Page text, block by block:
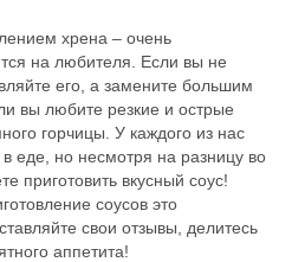
хрена – очень
на любителя. Если вы не
его, а замените большим
вы любите резкие и острые
горчицы. У каждого из нас
еде, но несмотря на разницу во
приготовить вкусный соус!
соусов это
свои отзывы, делитесь
аппетита!